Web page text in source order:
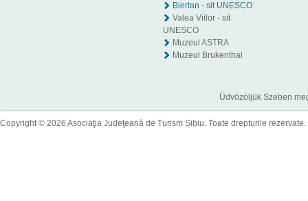
Biertan - sit UNESCO
Valea Viilor - sit
UNESCO
Muzeul ASTRA
Muzeul Brukenthal
Üdvözöljük Szeben
Copyright © 2026 Asociaţia Judeţeană de Turism Sibiu. Toate drepturile rezervate.